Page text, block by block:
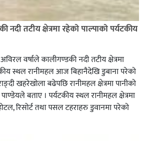
नदी तटीय क्षेत्रमा रहेको पाल्पाको पर्यटकीय
वर्षाले कालीगण्डकी नदी तटीय क्षेत्रमा
स्थल रानीमहल आज बिहानैदेखि डुबाना परेको
खहरेखोला बढेपछि रानीमहल क्षेत्रमा पानीको
बताए । पर्यटकीय स्थल रानीमहल क्षेत्रमा
रिसोर्ट तथा पसल टहराहरु डुवानमा परेको